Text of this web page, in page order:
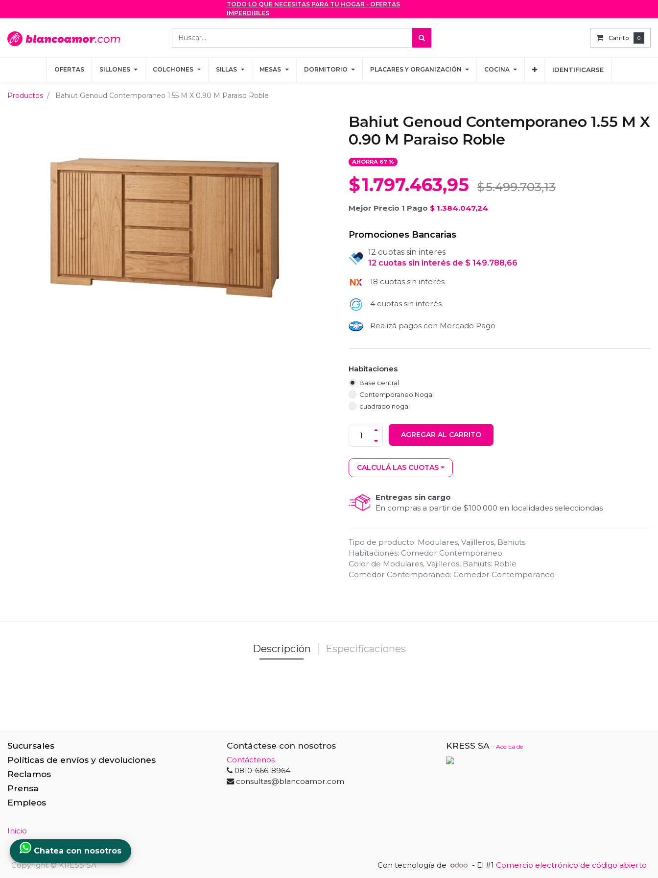
TODO LO QUE NECESITAS PARA TU HOGAR - OFERTAS
IMPERDIBLES
Carrito 0
OFERTAS SILLONES COLCHONES SILLAS MESAS DORMITORIO PLACARES Y ORGANIZACIÓN COCINA IDENTIFICARSE
TODO LO QUE NECESITAS PARA TU HOGAR - OFERTAS
IMPERDIBLES
Carrito 0
OFERTAS SILLONES COLCHONES SILLAS MESAS DORMITORIO PLACARES Y ORGANIZACIÓN COCINA IDENTIFICARSE
Productos Bahiut Genoud Contemporaneo 1.55 M X 0.90 M Paraiso Roble
Bahiut Genoud Contemporaneo 1.55 M X
0.90 M Paraiso Roble
AHORRA 67%
$1.797.463,95 $5.499.703,13
Mejor Precio 1 Pago $ 1.384.047,24
Promociones Bancarias
12 cuotas sin interes
12 cuotas sin interés de $ 149.788,66
18 cuotas sin interés
4 cuotas sin interés
Realizá pagos con Mercado Pago
Habitaciones
Base central
Contemporaneo Nogal
cuadrado nogal
AGREGAR AL CARRITO
CALCULÁ LAS CUOTAS
Entregas sin cargo
En compras a partir de $100.000 en localidades selecciondas
Tipo de producto: Modulares, Vajilleros, Bahiuts
Habitaciones: Comedor Contemporaneo
Color de Modulares, Vajilleros, Bahiuts: Roble
Comedor Contemporaneo: Comedor Contemporaneo
Descripción Especificaciones
Sucursales
Políticas de envíos y devoluciones
Reclamos
Prensa
Empleos
Inicio
Contáctese con nosotros
Contáctenos
0810-666-8964
consultas@blancoamor.com
KRESS SA - Acerca de
Copyright © KRESS SA Con tecnología de - El #1 Comercio electrónico de código abierto
Chatea con nosotros